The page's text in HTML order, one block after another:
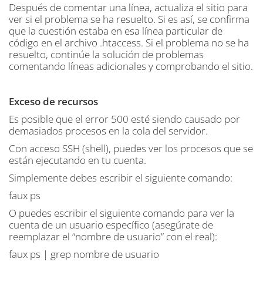
Después de comentar una línea, actualiza el sitio para
ver si el problema se ha resuelto. Si es así, se confirma
que la cuestión estaba en esa línea particular de
código en el archivo .htaccess. Si el problema no se ha
resuelto, continúe la solución de problemas
comentando líneas adicionales y comprobando el sitio.
Exceso de recursos
Es posible que el error 500 esté siendo causado por
demasiados procesos en la cola del servidor.
Con acceso SSH (shell), puedes ver los procesos que se
están ejecutando en tu cuenta.
Simplemente debes escribir el siguiente comando:
faux ps
O puedes escribir el siguiente comando para ver la
cuenta de un usuario específico (asegúrate de
reemplazar el “nombre de usuario” con el real):
faux ps | grep nombre de usuario